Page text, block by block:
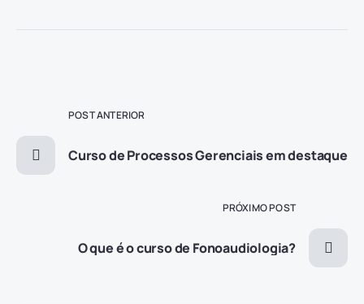
POST ANTERIOR
Curso de Processos Gerenciais em destaque
PRÓXIMO POST
O que é o curso de Fonoaudiologia?